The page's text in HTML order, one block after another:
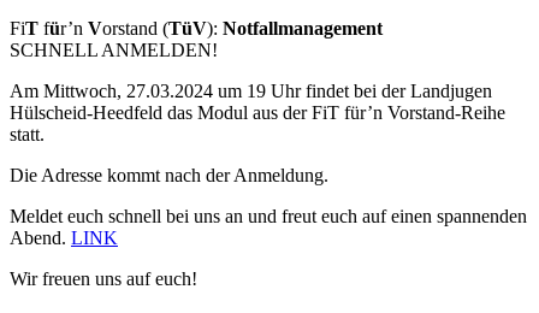
FiT für’n Vorstand (TüV): Notfallmanagement
SCHNELL ANMELDEN!
Am Mittwoch, 27.03.2024 um 19 Uhr findet bei der Landjugen
Hülscheid-Heedfeld das Modul aus der FiT für’n Vorstand-Reihe
statt.
Die Adresse kommt nach der Anmeldung.
Meldet euch schnell bei uns an und freut euch auf einen spannenden
Abend. LINK
Wir freuen uns auf euch!